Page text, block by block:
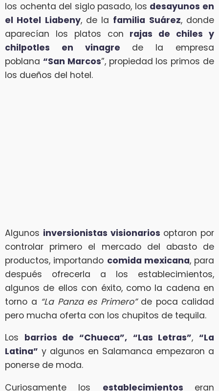
los ochenta del siglo pasado, los desayunos en
el Hotel Liabeny, de la familia Suárez, donde
aparecían los platos con rajas de chiles y
chilpotles en vinagre de la empresa
poblana “San Marcos”, propiedad los primos de
los dueños del hotel.
Algunos inversionistas visionarios optaron por
controlar primero el mercado del abasto de
productos, importando comida mexicana, para
después ofrecerla a los establecimientos,
algunos de ellos con éxito, como la cadena en
torno a “La Panza es Primero” de poca calidad
pero mucha oferta con los chupitos de tequila.
Los barrios de “Chueca”, “Las Letras”,“La
Latina” y algunos en Salamanca empezaron a
ponerse de moda.
Curiosamente los establecimientos eran